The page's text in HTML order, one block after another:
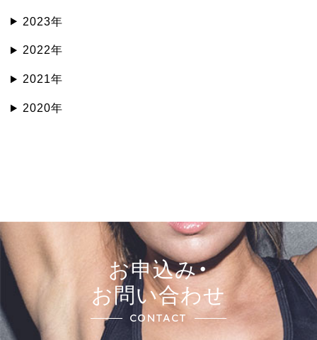
2023年
2022年
2021年
2020年
お申込み・
お問い合わせ
CONTACT